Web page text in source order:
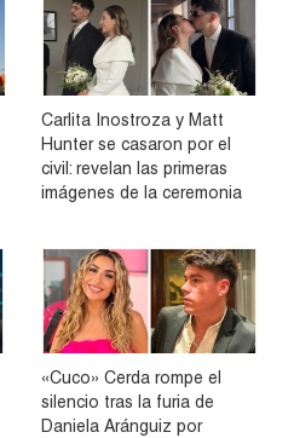
Carlita Inostroza y Matt
Hunter se casaron por el
civil: revelan las primeras
imágenes de la ceremonia
«Cuco» Cerda rompe el
silencio tras la furia de
Daniela Aránguiz por